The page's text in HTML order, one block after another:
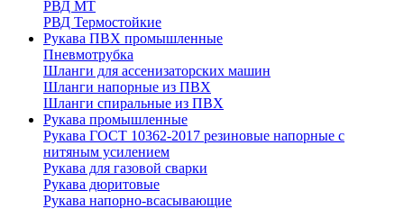
РВД МТ
РВД Термостойкие
Рукава ПВХ промышленные
Пневмотрубка
Шланги для ассенизаторских машин
Шланги напорные из ПВХ
Шланги спиральные из ПВХ
Рукава промышленные
Рукава ГОСТ 10362-2017 резиновые напорные с
нитяным усилением
Рукава для газовой сварки
Рукава дюритовые
Рукава напорно-всасывающие